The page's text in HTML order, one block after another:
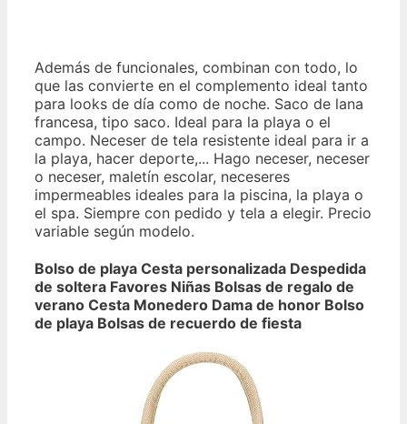
Además de funcionales, combinan con todo, lo
que las convierte en el complemento ideal tanto
para looks de día como de noche. Saco de lana
francesa, tipo saco. Ideal para la playa o el
campo. Neceser de tela resistente ideal para ir a
la playa, hacer deporte,... Hago neceser, neceser
o neceser, maletín escolar, neceseres
impermeables ideales para la piscina, la playa o
el spa. Siempre con pedido y tela a elegir. Precio
variable según modelo.
Bolso de playa Cesta personalizada Despedida
de soltera Favores Niñas Bolsas de regalo de
verano Cesta Monedero Dama de honor Bolso
de playa Bolsas de recuerdo de fiesta